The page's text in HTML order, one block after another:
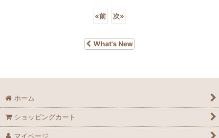
«前 次»
What's New
ホーム
ショッピングカート
マイページ